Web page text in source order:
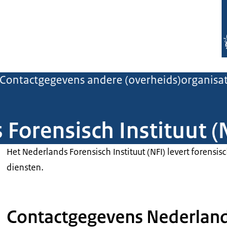
Contactgegevens andere
Forensisch Instituut
Het Nederlands Forensisch Instituut (NFI) levert
diensten.
Contactgegevens